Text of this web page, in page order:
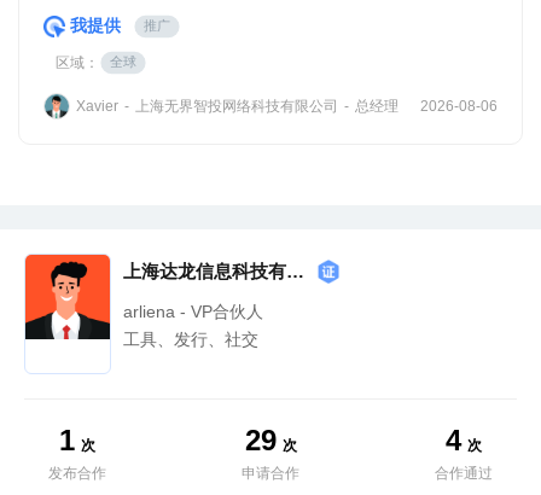
我提供 推广
区域： 全球
Xavier - 上海无界智投网络科技有限公司 - 总经理 2026-08-06
上海达龙信息科技有限公司
arliena - VP合伙人
工具、发行、社交
1 次
发布合作
29 次
申请合作
4 次
合作通过